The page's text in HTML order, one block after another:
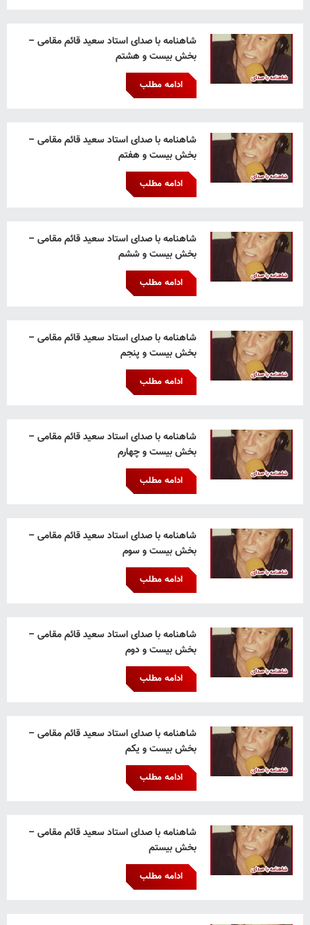
شاهنامه با صدای استاد سعید قائم‌ مقامی –
بخش بیست و هشتم
ادامه مطلب
شاهنامه با صدای استاد سعید قائم‌ مقامی –
بخش بیست و هفتم
ادامه مطلب
شاهنامه با صدای استاد سعید قائم‌ مقامی –
بخش بیست و ششم
ادامه مطلب
شاهنامه با صدای استاد سعید قائم‌ مقامی –
بخش بیست و پنجم
ادامه مطلب
شاهنامه با صدای استاد سعید قائم‌ مقامی –
بخش بیست و چهارم
ادامه مطلب
شاهنامه با صدای استاد سعید قائم‌ مقامی –
بخش بیست و سوم
ادامه مطلب
شاهنامه با صدای استاد سعید قائم‌ مقامی –
بخش بیست و دوم
ادامه مطلب
شاهنامه با صدای استاد سعید قائم‌ مقامی –
بخش بیست و یکم
ادامه مطلب
شاهنامه با صدای استاد سعید قائم‌ مقامی –
بخش بیستم
ادامه مطلب